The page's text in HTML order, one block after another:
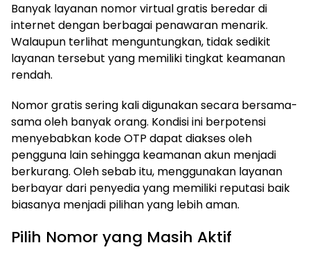
Banyak layanan nomor virtual gratis beredar di
internet dengan berbagai penawaran menarik.
Walaupun terlihat menguntungkan, tidak sedikit
layanan tersebut yang memiliki tingkat keamanan
rendah.
Nomor gratis sering kali digunakan secara bersama-
sama oleh banyak orang. Kondisi ini berpotensi
menyebabkan kode OTP dapat diakses oleh
pengguna lain sehingga keamanan akun menjadi
berkurang. Oleh sebab itu, menggunakan layanan
berbayar dari penyedia yang memiliki reputasi baik
biasanya menjadi pilihan yang lebih aman.
Pilih Nomor yang Masih Aktif